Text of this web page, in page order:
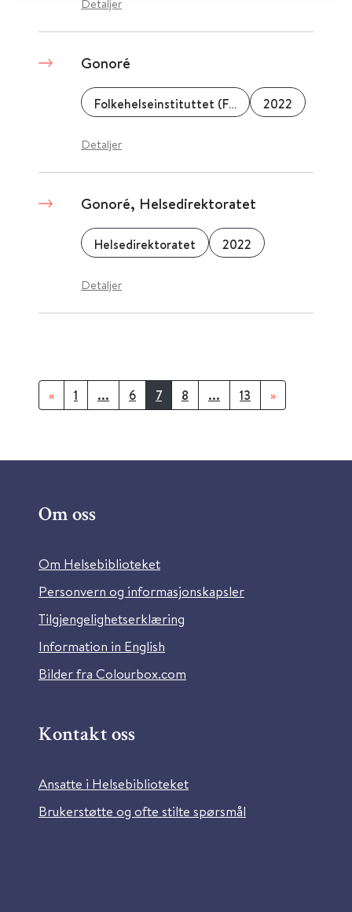
Detaljer
Gonoré
Folkehelseinstituttet (FHI) 2022
Detaljer
Gonoré, Helsedirektoratet
Helsedirektoratet 2022
Detaljer
« 1 ... 6 7 8 ... 13 »
Om oss
Om Helsebiblioteket
Personvern og informasjonskapsler
Tilgjengelighetserklæring
Information in English
Bilder fra Colourbox.com
Kontakt oss
Ansatte i Helsebiblioteket
Brukerstøtte og ofte stilte spørsmål